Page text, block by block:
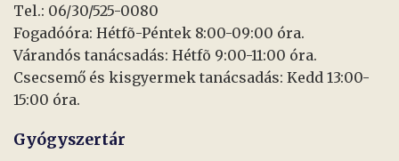
Tel.: 06/30/525-0080
Fogadóóra: Hétfõ-Péntek 8:00-09:00 óra.
Várandós tanácsadás: Hétfõ 9:00-11:00 óra.
Csecsemő és kisgyermek tanácsadás: Kedd 13:00-
15:00 óra.
Gyógyszertár